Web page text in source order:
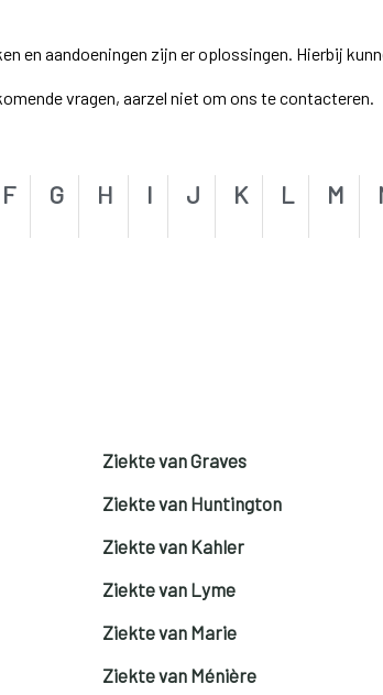
en aandoeningen zijn er oplossingen. Hierbij
vragen, aarzel niet om ons te contacteren.
F G H I J K L M
Ziekte van Graves
Ziekte van Huntington
Ziekte van Kahler
Ziekte van Lyme
Ziekte van Marie
Ziekte van Ménière